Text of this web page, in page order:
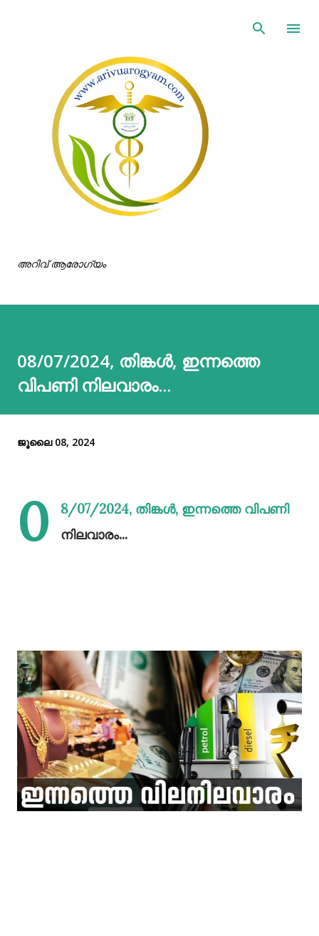
അറിവ് ആരോഗ്യം
08/07/2024, തിങ്കൾ, ഇന്നത്തെ
വിപണി നിലവാരം...
ജൂലൈ 08, 2024
0
8/07/2024, തിങ്കൾ, ഇന്നത്തെ വിപണി
നിലവാരം...